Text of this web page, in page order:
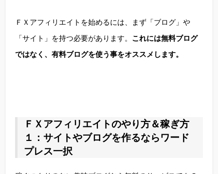
ＦＸアフィリエイトを始めるには、まず「ブログ」や
「サイト」を持つ必要があります。 これには無料ブログ
ではなく、有料ブログを使う事をオススメします。
ＦＸアフィリエイトのやり方＆稼ぎ方
１：サイトやブログを作るならワード
プレス一択